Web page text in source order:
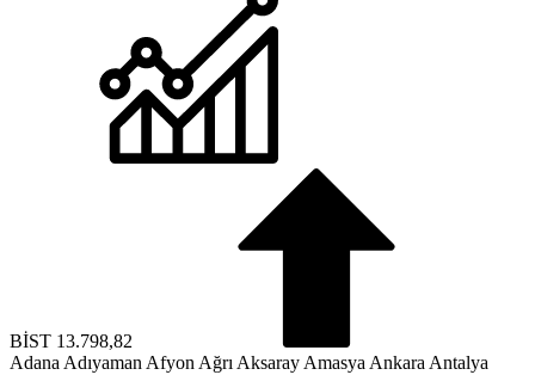
BİST 13.798,82
Adana Adıyaman Afyon Ağrı Aksaray Amasya Ankara Antalya